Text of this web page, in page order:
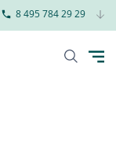
8 495 784 29 29